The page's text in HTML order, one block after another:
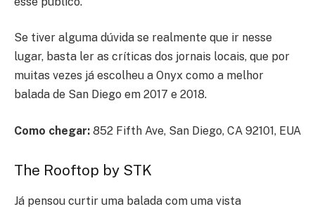
Se tiver alguma dúvida se realmente que ir nesse
lugar, basta ler as críticas dos jornais locais, que por
muitas vezes já escolheu a Onyx como a melhor
balada de San Diego em 2017 e 2018.
Como chegar: 852 Fifth Ave, San Diego, CA 92101, EUA
The Rooftop by STK
Já pensou curtir uma balada com uma vista